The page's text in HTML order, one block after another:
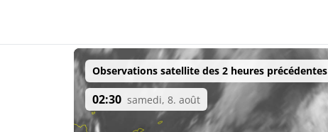
Observations satellite des 2 heures précédentes
02:30 samedi, 8. août